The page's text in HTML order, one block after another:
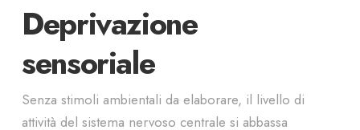
Deprivazione
sensoriale
Senza stimoli ambientali da elaborare, il livello di
attività del sistema nervoso centrale si abbassa